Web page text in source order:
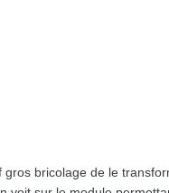
bricolage de le